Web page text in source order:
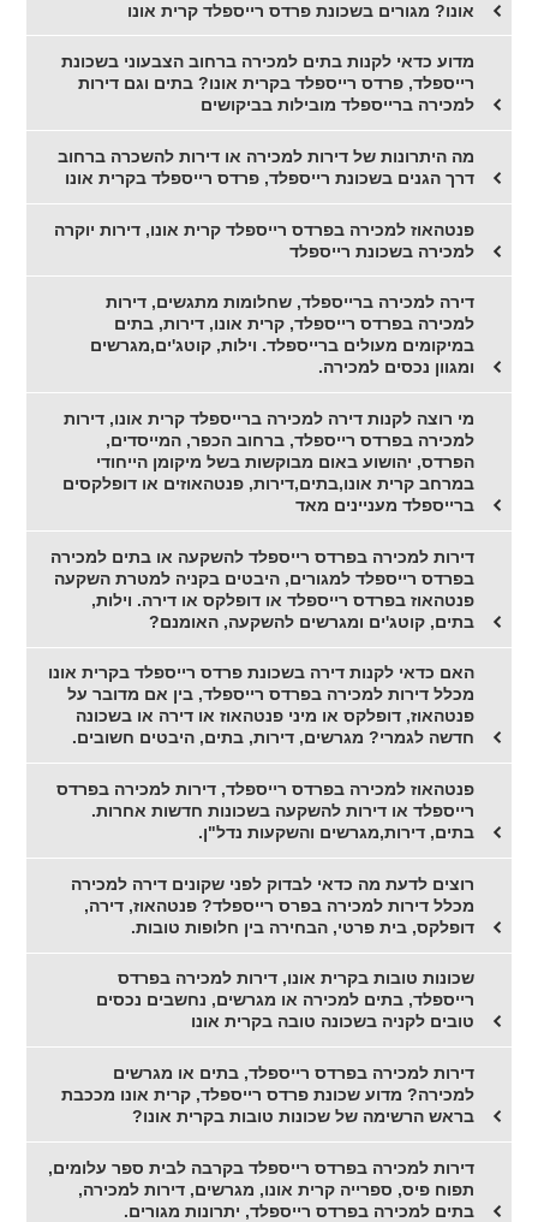
אונו? מגורים בשכונת פרדס רייספלד קרית אונו
מדוע כדאי לקנות בתים למכירה ברחוב הצבעוני בשכונת
רייספלד, פרדס רייספלד בקרית אונו? בתים וגם דירות
למכירה ברייספלד מובילות בביקושים
מה היתרונות של דירות למכירה או דירות להשכרה ברחוב
דרך הגנים בשכונת רייספלד, פרדס רייספלד בקרית אונו
פנטהאוז למכירה בפרדס רייספלד קרית אונו, דירות יוקרה
למכירה בשכונת רייספלד
דירה למכירה ברייספלד, שחלומות מתגשים, דירות
למכירה בפרדס רייספלד, קרית אונו, דירות, בתים
במיקומים מעולים ברייספלד. וילות, קוטג'ים,מגרשים
ומגוון נכסים למכירה.
מי רוצה לקנות דירה למכירה ברייספלד קרית אונו, דירות
למכירה בפרדס רייספלד, ברחוב הכפר, המייסדים,
הפרדס, יהושוע באום מבוקשות בשל מיקומן הייחודי
במרחב קרית אונו,בתים,דירות, פנטהאוזים או דופלקסים
ברייספלד מעניינים מאד
דירות למכירה בפרדס רייספלד להשקעה או בתים למכירה
בפרדס רייספלד למגורים, היבטים בקניה למטרת השקעה
פנטהאוז בפרדס רייספלד או דופלקס או דירה. וילות,
בתים, קוטג'ים ומגרשים להשקעה, האומנם?
האם כדאי לקנות דירה בשכונת פרדס רייספלד בקרית אונו
מכלל דירות למכירה בפרדס רייספלד, בין אם מדובר על
פנטהאוז, דופלקס או מיני פנטהאוז או דירה או בשכונה
חדשה לגמרי? מגרשים, דירות, בתים, היבטים חשובים.
פנטהאוז למכירה בפרדס רייספלד, דירות למכירה בפרדס
רייספלד או דירות להשקעה בשכונות חדשות אחרות.
בתים, דירות,מגרשים והשקעות נדל"ן.
רוצים לדעת מה כדאי לבדוק לפני שקונים דירה למכירה
מכלל דירות למכירה בפרס רייספלד? פנטהאוז, דירה,
דופלקס, בית פרטי, הבחירה בין חלופות טובות.
שכונות טובות בקרית אונו, דירות למכירה בפרדס
רייספלד, בתים למכירה או מגרשים, נחשבים נכסים
טובים לקניה בשכונה טובה בקרית אונו
דירות למכירה בפרדס רייספלד, בתים או מגרשים
למכירה? מדוע שכונת פרדס רייספלד, קרית אונו מככבת
בראש הרשימה של שכונות טובות בקרית אונו?
דירות למכירה בפרדס רייספלד בקרבה לבית ספר עלומים,
תפוח פיס, ספרייה קרית אונו, מגרשים, דירות למכירה,
בתים למכירה בפרדס רייספלד, יתרונות מגורים.